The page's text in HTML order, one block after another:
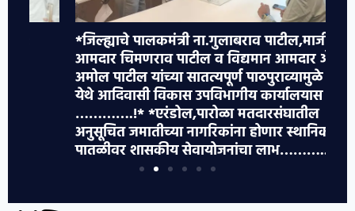
*जिल्ह्याचे पालकमंत्री ना.गुलाबराव पाटील,माजी
आमदार चिमणराव पाटील व विद्यमान आमदार ॲड
अमोल पाटील यांच्या सातत्यपूर्ण पाठपुराव्यामुळे एरंडोल
येथे आदिवासी विकास उपविभागीय कार्यालयास मान्यता
………….!* *एरंडोल,पारोळा मतदारसंघातील
अनुसूचित जमातीच्या नागरिकांना होणार स्थानिक
पातळीवर शासकीय सेवायोजनांचा लाभ………..!*